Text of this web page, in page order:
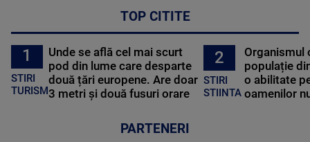
TOP CITITE
1
STIRI
TURISM
Unde se află cel mai scurt
pod din lume care desparte
două țări europene. Are doar
3 metri și două fusuri orare
2
STIRI
STIINTA
Organismul
populație
o abilitate
oamenilor
PARTENERI